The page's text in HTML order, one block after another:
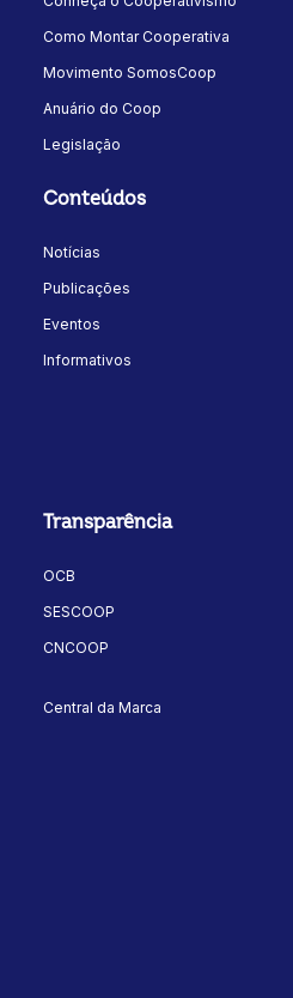
Como Montar Cooperativa
Movimento SomosCoop
Anuário do Coop
Legislação
Conteúdos
Notícias
Publicações
Eventos
Informativos
Transparência
OCB
SESCOOP
CNCOOP
Central da Marca